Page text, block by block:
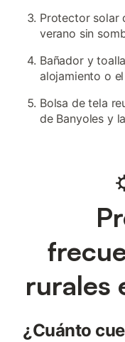
Protector solar
verano sin
Bañador y
alojamiento o
Bolsa de tela
de Banyoles y
rurales
¿Cuánto